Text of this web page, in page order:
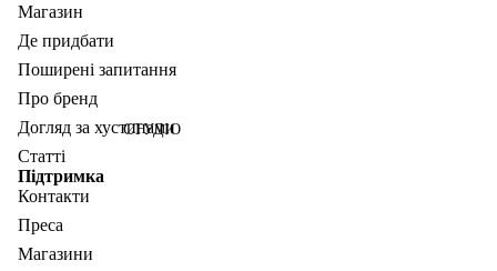
СТУДІО
Магазин
Де придбати
Поширені запитання
Про бренд
Догляд за хустинами
Статті
Підтримка
Контакти
Преса
Магазини